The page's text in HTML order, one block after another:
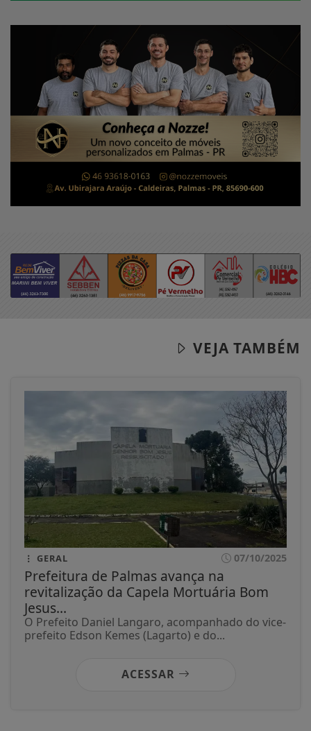
VEJA TAMBÉM
GERAL 07/10/2025
Prefeitura de Palmas avança na
revitalização da Capela Mortuária Bom
Jesus...
O Prefeito Daniel Langaro, acompanhado do vice-
prefeito Edson Kemes (Lagarto) e do...
ACESSAR